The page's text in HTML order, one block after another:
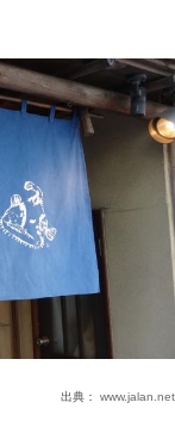
出典： www.jalan.net